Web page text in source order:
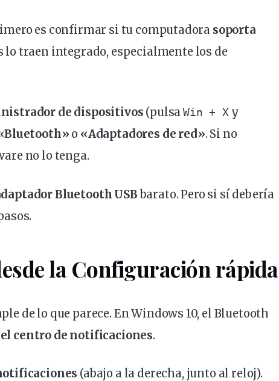
es confirmar si tu computadora soporta
lo traen integrado, especialmente los de
de dispositivos (pulsaWin + Xy
o «Adaptadores de red». Si no
no lo tenga.
Bluetooth USBbarato. Pero si sí debería
.
la Configuración rápida
de lo que parece. En Windows 10, el Bluetooth
centro de notificaciones.
(abajo a la derecha, junto al reloj).